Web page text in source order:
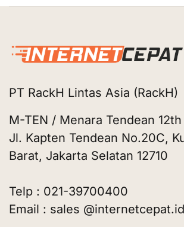
PT RackH Lintas Asia (RackH)
M-TEN / Menara Tendean
Jl. Kapten Tendean No.20C,
Barat, Jakarta Selatan 12710
Telp : 021-39700400
Email : sales @internetcepat.id